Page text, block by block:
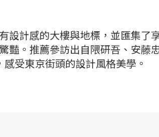
設計感的大樓與地標，並匯集了
豔。推薦參訪出自隈研吾、安藤
受東京街頭的設計風格美學。